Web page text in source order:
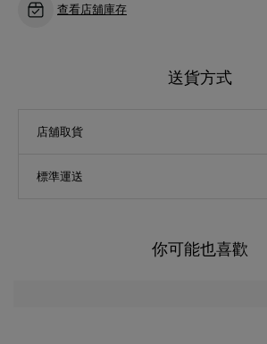
查看店舖庫存
送貨方式
店舖取貨
標準運送
你可能也喜歡